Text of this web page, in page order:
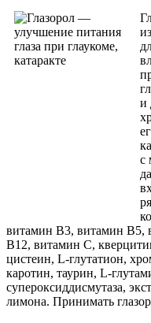
и
с
витамин В3, витамин В5,
В12, витамин С,
цистеин, L-глутатион,
каротин, таурин, L-
супероксиддисмутаза,
лимона. Принимать